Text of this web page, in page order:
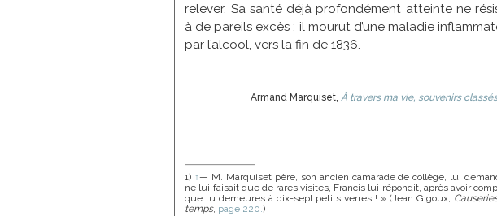
relever. Sa santé déjà profondément atteinte ne
à de pareils excès ; il mourut d’une maladie
par l’alcool, vers la fin de 1836.
Armand Marquiset, À travers ma vie, souvenirs
1) ↑— M. Marquiset père, son ancien camarade de collège, lui
ne lui faisait que de rares visites, Francis lui répondit, après avoir
que tu demeures à dix-sept petits verres ! » (Jean Gigoux,
temps, page 220.)